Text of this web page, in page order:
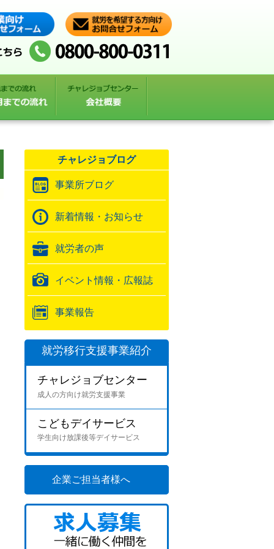
チャレジョブログ
事業所ブログ
新着情報・お知らせ
就労者の声
イベント情報・広報誌
事業報告
就労移行支援事業紹介
チャレジョブセンター
成人の方向け就労支援事業
こどもデイサービス
学生向け放課後等デイサービス
企業ご担当者様へ